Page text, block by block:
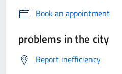
Book an appointment
problems in the city
Report inefficiency